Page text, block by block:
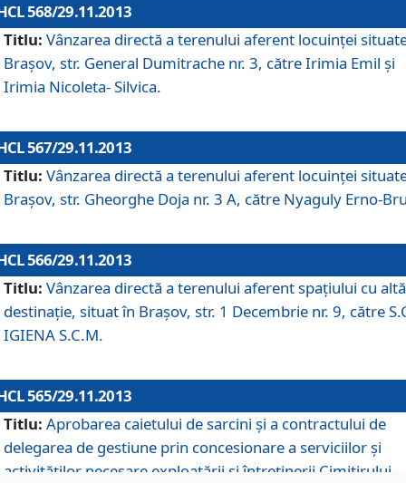
568/29.11.2013
Titlu: Vânzarea directă a terenului aferent locuinţei
Braşov, str. General Dumitrache nr. 3, către Irimia Emil şi
Irimia Nicoleta- Silvica.
567/29.11.2013
Titlu: Vânzarea directă a terenului aferent locuinţei
Braşov, str. Gheorghe Doja nr. 3 A, către Nyaguly Erno-
566/29.11.2013
Titlu: Vânzarea directă a terenului aferent spaţiului cu altă
destinaţie, situat în Braşov, str. 1 Decembrie nr. 9, către
IGIENA S.C.M.
565/29.11.2013
Titlu: Aprobarea caietului de sarcini şi a contractului de
delegarea de gestiune prin concesionare a serviciilor şi
activităţilor necesare exploatării şi întreţinerii Cimitirului